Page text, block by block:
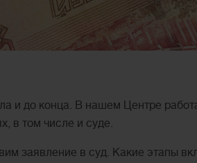
и до конца. В нашем Центре
в том числе и суде.
заявление в суд. Какие этапы